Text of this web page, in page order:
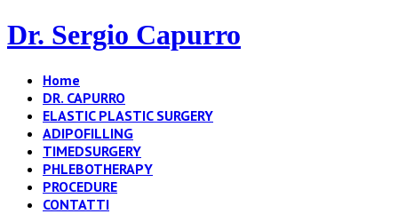
Dr. Sergio Capurro
Home
DR. CAPURRO
ELASTIC PLASTIC SURGERY
ADIPOFILLING
TIMEDSURGERY
PHLEBOTHERAPY
PROCEDURE
CONTATTI